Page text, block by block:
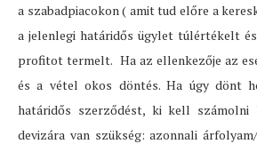
a szabadpiacokon ( amit tud előre a
a jelenlegi határidős ügylet túlértékelt
profitot termelt. Ha az ellenkezője az
és a vétel okos döntés. Ha úgy dönt
határidős szerződést, ki kell számolni
devizára van szükség: azonnali